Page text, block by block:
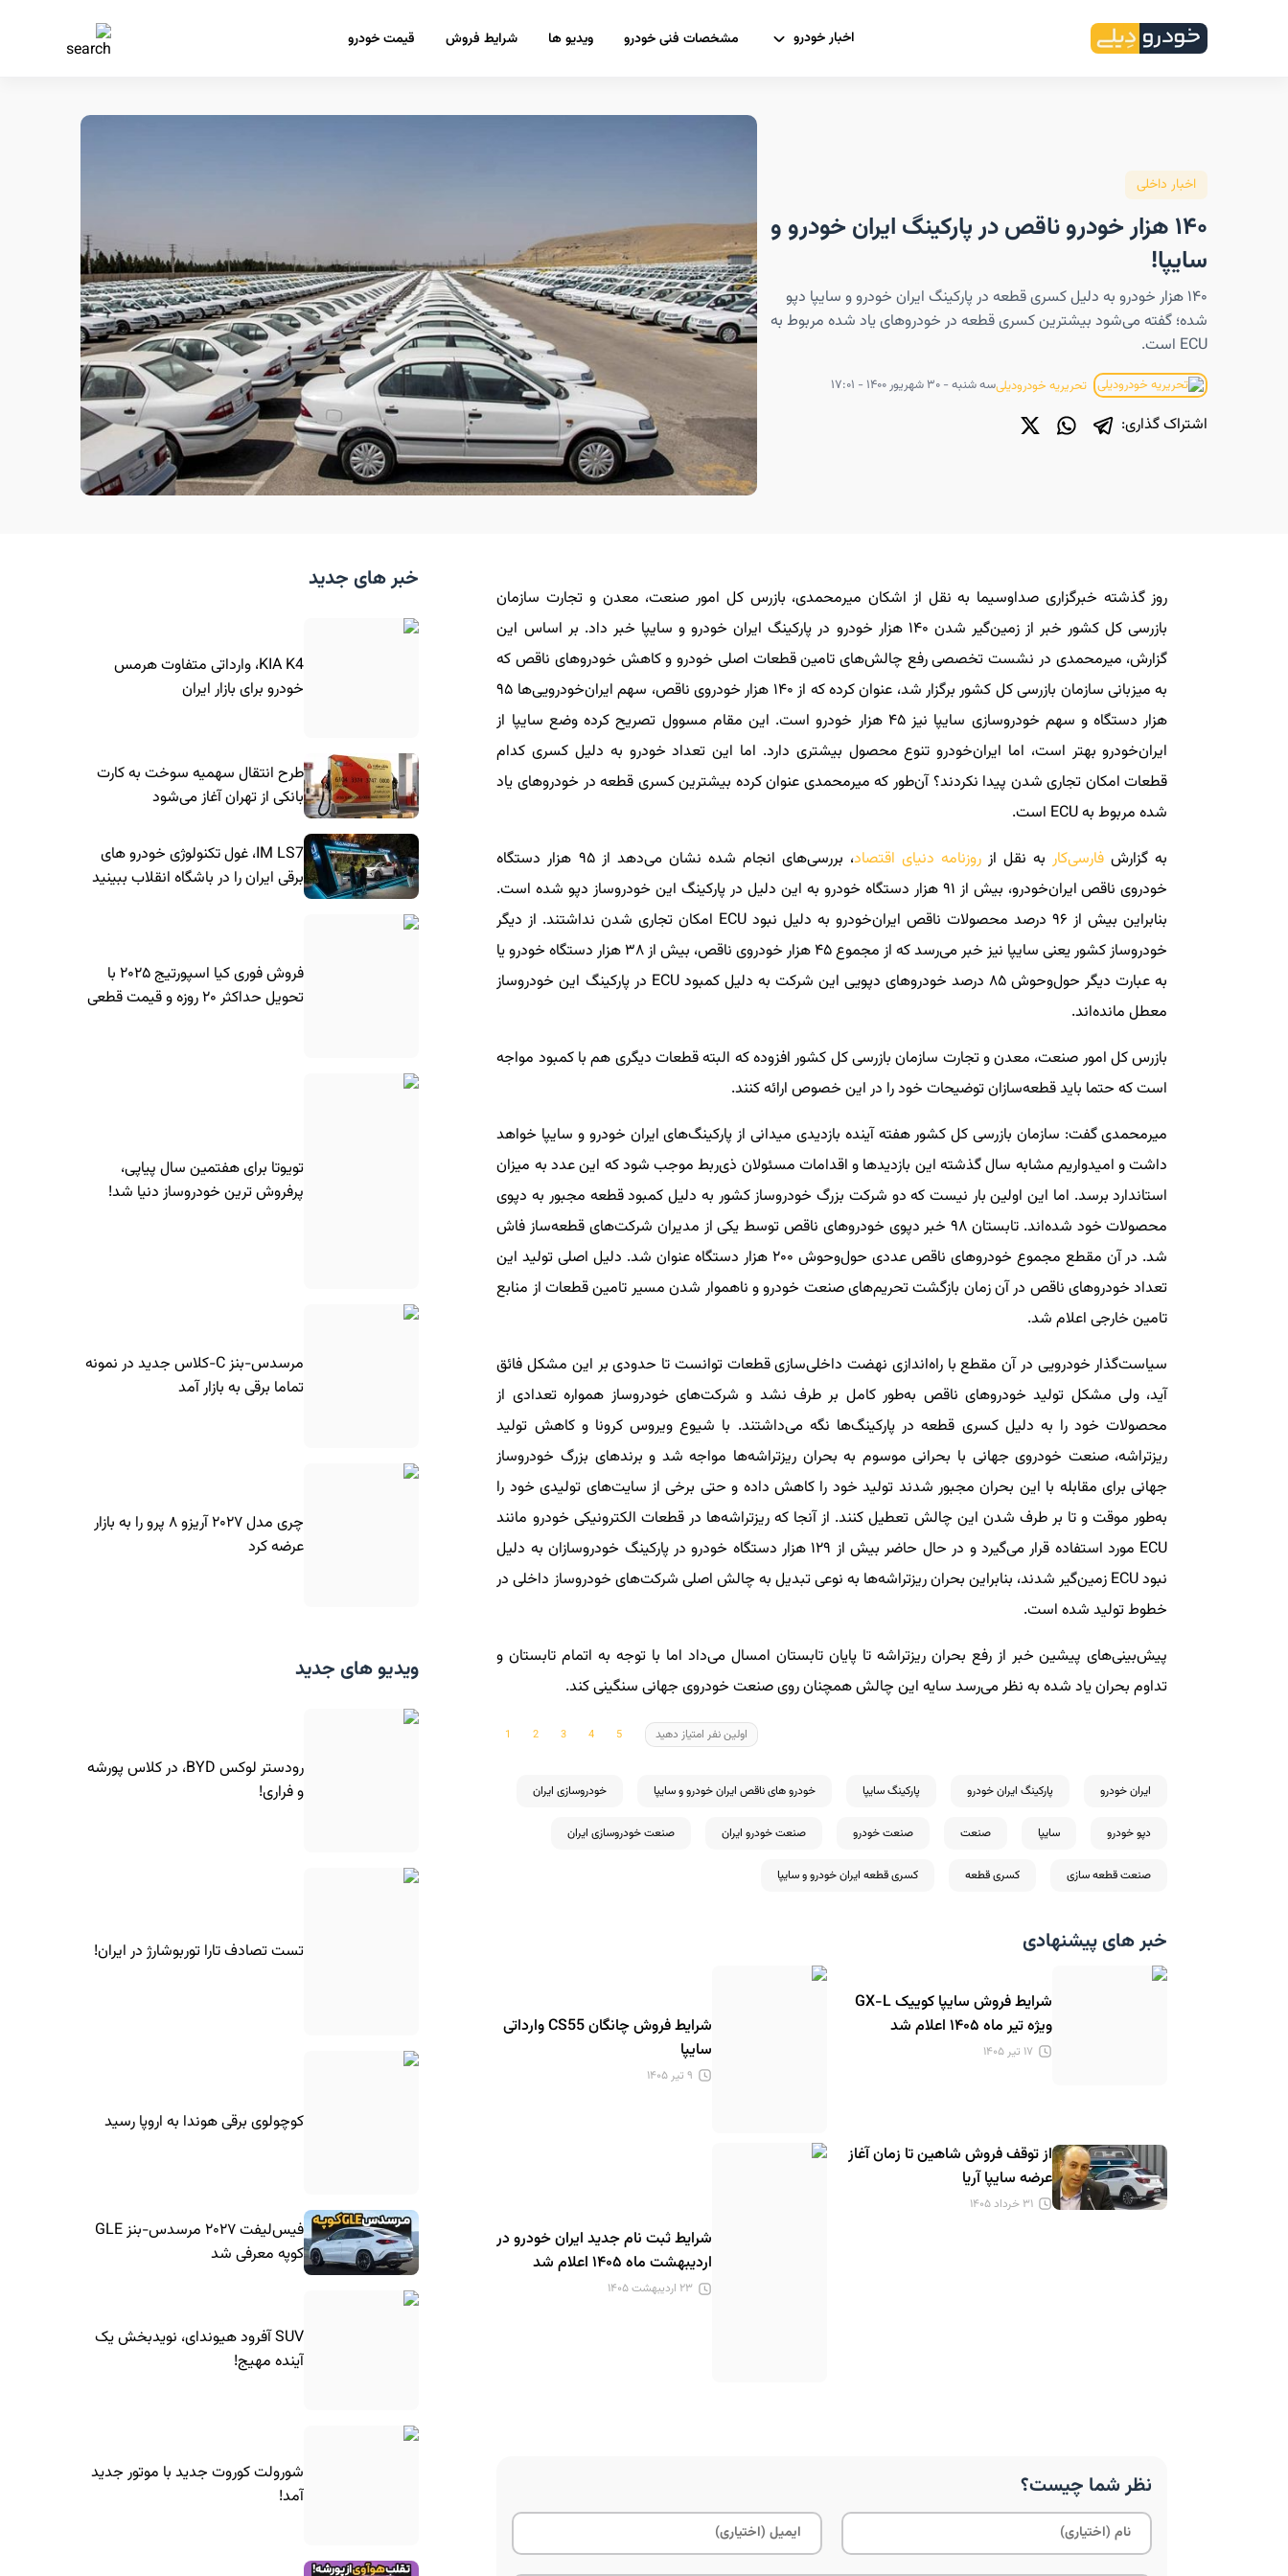
اخبار خودرو مشخصات فنی خودرو ویدیو ها شرایط فروش قیمت خودرو
اخبار داخلی
۱۴۰ هزار خودرو ناقص در پارکینگ ایران خودرو و
سایپا!
۱۴۰ هزار خودرو به دلیل کسری قطعه در پارکینگ ایران خودرو و سایپا دپو
شده؛ گفته می‌شود بیشترین کسری قطعه در خودرو‌های یاد شده مربوط به
ECU است.
تحریریه خودرودیلیسه شنبه - ۳۰ شهریور ۱۴۰۰ - ۱۷:۰۱
اشتراک گذاری:
روز گذشته خبرگزاری صدا‌و‌سیما به نقل از اشکان میرمحمدی، بازرس کل امور صنعت، معدن و تجارت سازمان
بازرسی کل کشور خبر از زمین‌گیر شدن ۱۴۰ هزار خودرو در پارکینگ ایران خودرو و سایپا خبر داد. بر اساس این
گزارش، میر‌محمدی در نشست تخصصی رفع چالش‌های تامین قطعات اصلی خودرو و کاهش خودرو‌های ناقص که
به میزبانی سازمان بازرسی کل کشور برگزار شد، عنوان کرده که از ۱۴۰ هزار خودروی ناقص، سهم ایران‌خودرویی‌ها ۹۵
هزار دستگاه و سهم خودروسازی سایپا نیز ۴۵ هزار خودرو است. این مقام مسوول تصریح کرده وضع سایپا از
ایران‌خودرو بهتر است، اما ایران‌خودرو تنوع محصول بیشتری دارد. اما این تعداد خودرو به دلیل کسری کدام
قطعات امکان تجاری شدن پیدا نکردند؟ آن‌طور که میر‌محمدی عنوان کرده بیشترین کسری قطعه در خودرو‌های یاد
شده مربوط به ECU است.
به گزارش فارسی‌کاربه نقل از روزنامه دنیای اقتصاد
، بررسی‌های انجام شده نشان می‌دهد از ۹۵ هزار دستگاه
خودروی ناقص ایران‌خودرو، بیش از ۹۱ هزار دستگاه خودرو به این دلیل در پارکینگ این خودروساز دپو شده است.
بنابراین بیش از ۹۶ درصد محصولات ناقص ایران‌خودرو به دلیل نبود ECU امکان تجاری شدن نداشتند. از دیگر
خودروساز کشور یعنی سایپا نیز خبر می‌رسد که از مجموع ۴۵ هزار خودروی ناقص، بیش از ۳۸ هزار دستگاه خودرو یا
به عبارت دیگر حول‌وحوش ۸۵ درصد خودروهای دپویی این شرکت به دلیل کمبود ECU در پارکینگ این خودروساز
معطل مانده‌اند.
بازرس کل امور صنعت، معدن و تجارت سازمان بازرسی کل کشور افزوده که البته قطعات دیگری هم با کمبود مواجه
است که حتما باید قطعه‌سازان توضیحات خود را در این خصوص ارائه کنند.
میرمحمدی گفت: سازمان بازرسی کل کشور هفته آینده بازدیدی میدانی از پارکینگ‌های ایران خودرو و سایپا خواهد
داشت و امیدواریم مشابه سال گذشته این بازدید‌ها و اقدامات مسئولان ذی‌ربط موجب شود که این عدد به میزان
استاندارد برسد. اما این اولین بار نیست که دو شرکت بزرگ خودروساز کشور به دلیل کمبود قطعه مجبور به دپوی
محصولات خود شده‌اند. تابستان ۹۸ خبر دپوی خودروهای ناقص توسط یکی از مدیران شرکت‌های قطعه‌ساز فاش
شد. در آن مقطع مجموع خودروهای ناقص عددی حول‌وحوش ۲۰۰ هزار دستگاه عنوان شد. دلیل اصلی تولید این
تعداد خودروهای ناقص در آن زمان بازگشت تحریم‌های صنعت خودرو و ناهموار شدن مسیر تامین قطعات از منابع
تامین خارجی اعلام شد.
سیاست‌گذار خودرویی در آن مقطع با راه‌اندازی نهضت داخلی‌سازی قطعات توانست تا حدودی بر این مشکل فائق
آید، ولی مشکل تولید خودروهای ناقص به‌طور کامل بر طرف نشد و شرکت‌های خودروساز همواره تعدادی از
محصولات خود را به دلیل کسری قطعه در پارکینگ‌ها نگه می‌داشتند. با شیوع ویروس کرونا و کاهش تولید
ریزتراشه، صنعت خودروی جهانی با بحرانی موسوم به بحران ریزتراشه‌ها مواجه شد و برندهای بزرگ خودروساز
جهانی برای مقابله با این بحران مجبور شدند تولید خود را کاهش داده و حتی برخی از سایت‌های تولیدی خود را
به‌طور موقت و تا بر طرف شدن این چالش تعطیل کنند. از آنجا که ریزتراشه‌ها در قطعات الکترونیکی خودرو مانند
ECU مورد استفاده قرار می‌گیرد و در حال حاضر بیش از ۱۲۹ هزار دستگاه خودرو در پارکینگ خودروسازان به دلیل
نبود ECU زمین‌گیر شدند، بنابراین بحران ریز‌تراشه‌ها به نوعی تبدیل به چالش اصلی شرکت‌های خودروساز داخلی در
خطوط تولید شده است.
پیش‌بینی‌های پیشین خبر از رفع بحران ریزتراشه تا پایان تابستان امسال می‌‌داد اما با توجه به اتمام تابستان و
تداوم بحران یاد شده به نظر می‌رسد سایه این چالش همچنان روی صنعت خودروی جهانی سنگینی کند.
اولین نفر امتیاز دهید
ایران خودرو پارکینگ ایران خودرو پارکینگ سایپا خودرو های ناقص ایران خودرو و سایپا خودروسازی ایران
دپو خودرو سایپا صنعت صنعت خودرو صنعت خودرو ایران صنعت خودروسازی ایران
صنعت قطعه سازی کسری قطعه کسری قطعه ایران خودرو و سایپا
خبر های پیشنهادی
شرایط فروش سایپا کوییک GX-L
ویژه تیر ماه ۱۴۰۵ اعلام شد
۱۷ تیر ۱۴۰۵
شرایط فروش چانگان CS55 وارداتی
سایپا
۹ تیر ۱۴۰۵
از توقف فروش شاهین تا زمان آغاز
عرضه سایپا آریا
۳۱ خرداد ۱۴۰۵
شرایط ثبت نام جدید ایران خودرو در
اردیبهشت ماه ۱۴۰۵ اعلام شد
۲۳ اردیبهشت ۱۴۰۵
نظر شما چیست؟
خبر های جدید
KIA K4، وارداتی متفاوت هرمس
خودرو برای بازار ایران
طرح انتقال سهمیه سوخت به کارت
بانکی از تهران آغاز می‌شود
IM LS7، غول تکنولوژی خودرو های
برقی ایران را در باشگاه انقلاب ببینید
فروش فوری کیا اسپورتیج ۲۰۲۵ با
تحویل حداکثر ۲۰ روزه و قیمت قطعی
تویوتا برای هفتمین سال پیاپی،
پرفروش ترین خودروساز دنیا شد!
مرسدس-بنز C-کلاس جدید در نمونه
تماما برقی به بازار آمد
چری مدل ۲۰۲۷ آریزو ۸ پرو را به بازار
عرضه کرد
ویدیو های جدید
رودستر لوکس BYD، در کلاس پورشه
و فراری!
تست تصادف تارا توربوشارژ در ایران!
کوچولوی برقی هوندا به اروپا رسید
فیس‌لیفت ۲۰۲۷ مرسدس-بنز GLE
کوپه معرفی شد
SUV آفرود هیوندای، نویدبخش یک
آینده مهیج!
شورولت کوروت جدید با موتور جدید
آمد!